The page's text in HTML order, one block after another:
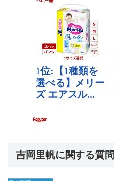
吉岡里帆に関する質問